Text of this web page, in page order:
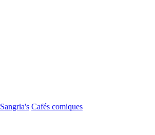
Sangria's Cafés comiques